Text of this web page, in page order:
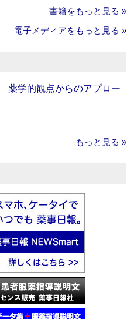
書籍をもっと見る »
電子メディアをもっと見る »
薬学的観点からのアプロー
もっと見る »